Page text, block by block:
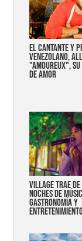
EL CANTANTE Y
VENEZOLANO,
"AMOUREUX",
DE AMOR
Village trae de
noches de
gastronomía y